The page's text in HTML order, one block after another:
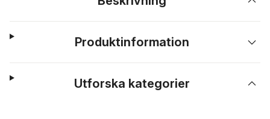
Produktinformation
Utforska kategorier